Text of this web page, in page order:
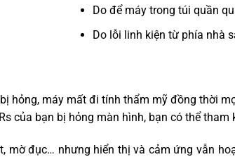
Do để máy trong túi quần
Do lỗi linh kiện từ phía nhà
hỏng, máy mất đi tính thẩm mỹ đồng thời
của bạn bị hỏng màn hình, bạn có thể
mờ đục… nhưng hiển thị và cảm ứng vẫn